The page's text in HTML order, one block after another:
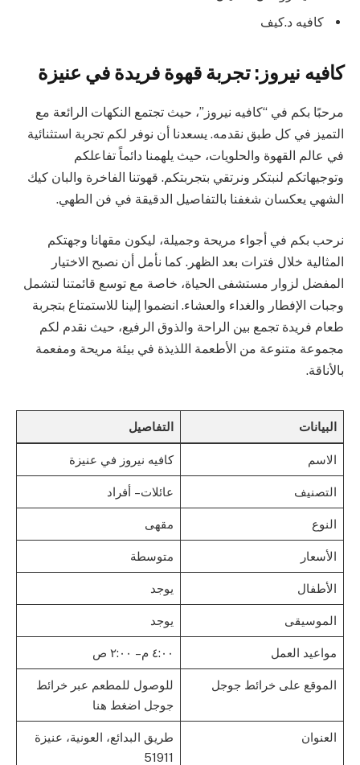
كافيه د.كيف
كافيه نيروز: تجربة قهوة فريدة في عنيزة
مرحبًا بكم في “كافيه نيروز”، حيث تجتمع النكهات الرائعة مع
التميز في كل طبق نقدمه. يسعدنا أن نوفر لكم تجربة استثنائية
في عالم القهوة والحلويات، حيث يلهمنا دائماً تفاعلكم
وتوجيهاتكم لنبتكر ونرتقي بتجربتكم. قهوتنا الفاخرة والبان كيك
الشهي يعكسان شغفنا بالتفاصيل الدقيقة في فن الطهي.
نرحب بكم في أجواء مريحة وجميلة، ليكون مقهانا وجهتكم
المثالية خلال فترات بعد الظهر. كما نأمل أن نصبح الاختيار
المفضل لزوار مستشفى الحياة، خاصة مع توسع قائمتنا لتشمل
وجبات الإفطار والغداء والعشاء. انضموا إلينا للاستمتاع بتجربة
طعام فريدة تجمع بين الراحة والذوق الرفيع، حيث نقدم لكم
مجموعة متنوعة من الأطعمة اللذيذة في بيئة مريحة ومفعمة
بالأناقة.
البيانات التفاصيل
الاسم كافيه نيروز في عنيزة
التصنيف عائلات – أفراد
النوع مقهى
الأسعار متوسطة
الأطفال يوجد
الموسيقى يوجد
مواعيد العمل ٤:٠٠ م – ٢:٠٠ ص
الموقع على خرائط جوجل
للوصول للمطعم عبر خرائط
جوجل اضغط هنا
العنوان
طريق البدائع، العونية، عنيزة
51911